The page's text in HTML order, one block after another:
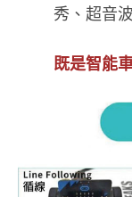
秀、超音
既是智能